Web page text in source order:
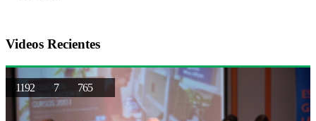
Videos Recientes
1192 7 765